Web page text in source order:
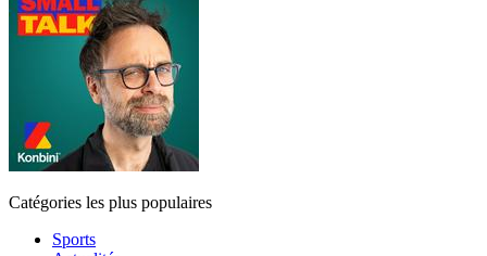
Catégories les plus populaires
Sports